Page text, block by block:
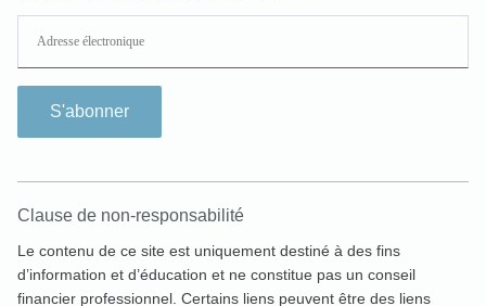
S'abonner
Clause de non-responsabilité
Le contenu de ce site est uniquement destiné à des fins
d’information et d’éducation et ne constitue pas un conseil
financier professionnel. Certains liens peuvent être des liens